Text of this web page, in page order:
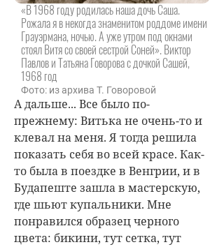
«В 1968 году родилась наша дочь Саша.
Рожала я в некогда знаменитом роддоме имени
Грауэрмана, ночью. А уже утром под окнами
стоял Витя со своей сестрой Соней». Виктор
Павлов и Татьяна Говорова с дочкой Сашей,
1968 год
Фото: из архива Т. Говоровой
А дальше... Все было по-
прежнему: Витька не очень-то и
клевал на меня. Я тогда решила
показать себя во всей красе. Как-
то была в поездке в Венгрии, и в
Будапеште зашла в мастерскую,
где шьют купальники. Мне
понравился образец черного
цвета: бикини, тут сетка, тут